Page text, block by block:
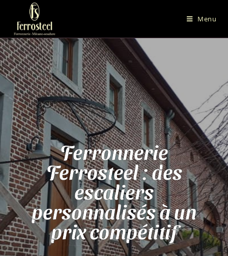
Menu
Ferronnerie
Ferrosteel : des
escaliers
personnalisés à un
prix compétitif